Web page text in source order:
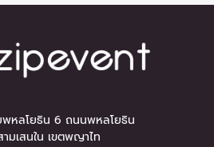
พหลโยธิน 6 ถนนพหลโยธิน
มเสนใน เขตพญาไท